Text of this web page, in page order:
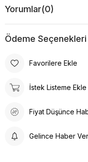
Yorumlar(0)
Ödeme Seçenekleri
Favorilere Ekle
İstek Listeme Ekle
Fiyat Düşünce
Gelince Haber Ver